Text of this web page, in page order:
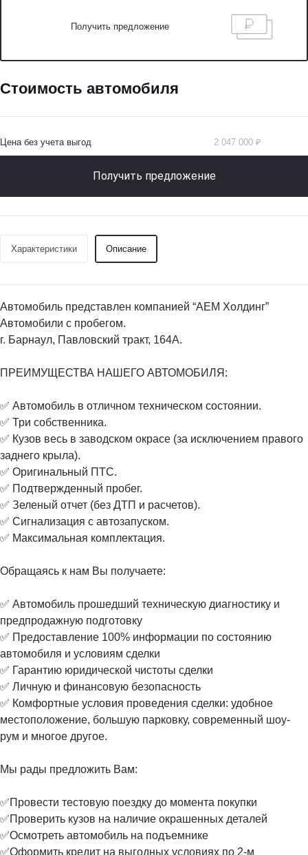
Получить предложение
Стоимость автомобиля
Цена без учета выгод 2 047 000 ₽
Получить предложение
Характеристики Описание
Автомобиль представлен компанией “АЕМ Холдинг”
Автомобили с пробегом.
г. Барнаул, Павловский тракт, 164А.
ПРЕИМУЩЕСТВА НАШЕГО АВТОМОБИЛЯ:
✅ Автомобиль в отличном техническом состоянии.
✅ Три собственника.
✅ Кузов весь в заводском окрасе (за исключением правого
заднего крыла).
✅ Оригинальный ПТС.
✅ Подтвержденный пробег.
✅ Зеленый отчет (без ДТП и расчетов).
✅ Сигнализация с автозапуском.
✅ Максимальная комплектация.
Обращаясь к нам Вы получаете:
✅ Автомобиль прошедший техническую диагностику и
предпродажную подготовку
✅ Предоставление 100% информации по состоянию
автомобиля и условиям сделки
✅ Гарантию юридической чистоты сделки
✅ Личную и финансовую безопасность
✅ Комфортные условия проведения сделки: удобное
местоположение, большую парковку, современный шоу-
рум и многое другое.
Мы рады предложить Вам:
✅Провести тестовую поездку до момента покупки
✅Проверить кузов на наличие окрашенных деталей
✅Осмотреть автомобиль на подъемнике
✅Оформить кредит на выгодных условиях по 2-м